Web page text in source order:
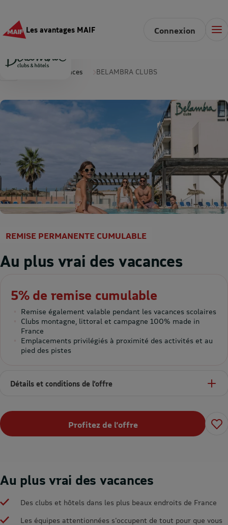
Les avantages MAIF Connexion
Vacances BELAMBRA CLUBS
Au plus vrai des vacances
Des clubs et hôtels dans les plus beaux endroits de France
Les équipes attentionnées s'occupent de tout pour que vous
REMISE PERMANENTE CUMULABLE
Au plus vrai des vacances
5% de remise cumulable
Remise également valable pendant les vacances scolaires
Clubs montagne, littoral et campagne 100% made in
France
Emplacements privilégiés à proximité des activités et au
pied des pistes
Détails et conditions de l’offre
Profitez de l’offre